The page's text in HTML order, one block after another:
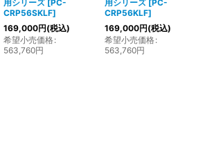
用シリーズ [PC-
CRP56SKLF]
169,000円(税込)
希望小売価格:
563,760円
用シリーズ [PC-
CRP56KLF]
169,000円(税込)
希望小売価格:
563,760円